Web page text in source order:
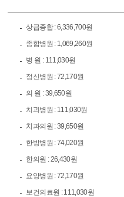
상급종합 : 6,336,700원
종합병원 : 1,069,260원
병 원 : 111,030원
정신병원 : 72,170원
의 원 : 39,650원
치과병원 : 111,030원
치과의원 : 39,650원
한방병원 : 74,020원
한의원 : 26,430원
요양병원 : 72,170원
보건의료원 : 111,030원